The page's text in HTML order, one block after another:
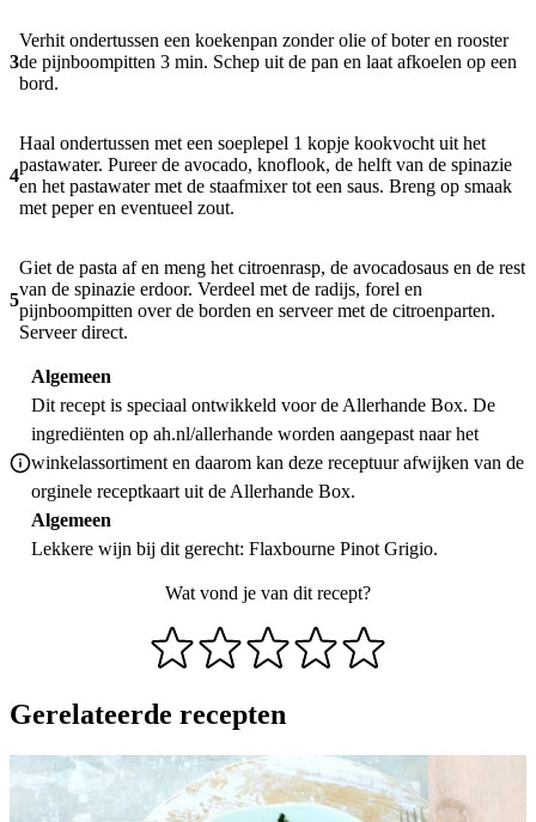
3
Verhit ondertussen een koekenpan zonder olie of boter en rooster
de pijnboompitten 3 min. Schep uit de pan en laat afkoelen op een
bord.
4
Haal ondertussen met een soeplepel 1 kopje kookvocht uit het
pastawater. Pureer de avocado, knoflook, de helft van de spinazie
en het pastawater met de staafmixer tot een saus. Breng op smaak
met peper en eventueel zout.
5
Giet de pasta af en meng het citroenrasp, de avocadosaus en de rest
van de spinazie erdoor. Verdeel met de radijs, forel en
pijnboompitten over de borden en serveer met de citroenparten.
Serveer direct.
Algemeen
Dit recept is speciaal ontwikkeld voor de Allerhande Box. De
ingrediënten op ah.nl/allerhande worden aangepast naar het
winkelassortiment en daarom kan deze receptuur afwijken van de
orginele receptkaart uit de Allerhande Box.
Algemeen
Lekkere wijn bij dit gerecht: Flaxbourne Pinot Grigio.
Wat vond je van dit recept?
Gerelateerde recepten